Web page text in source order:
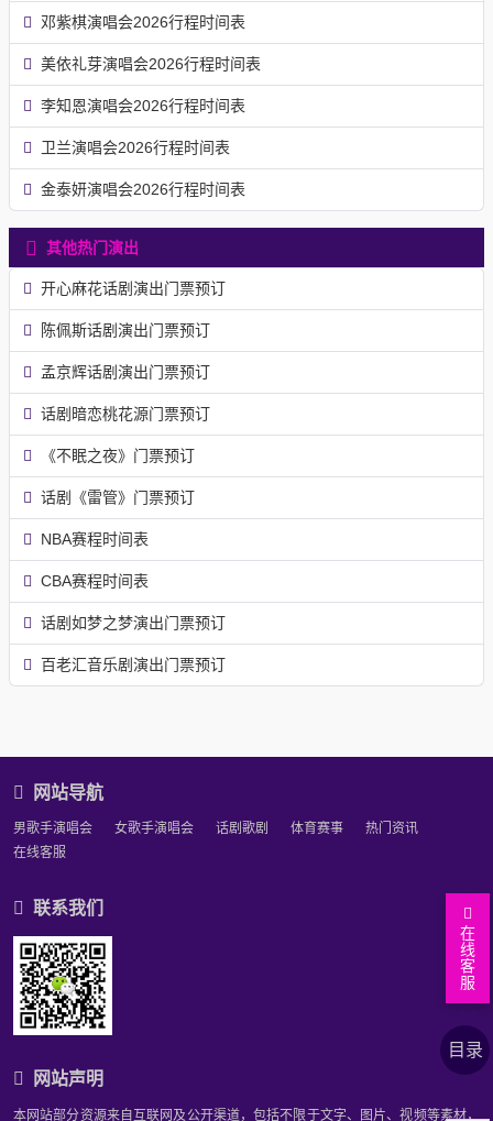
目录
部
正
下
文
相
资
关
相
邓紫棋演唱会2026行程时间表
美依礼芽演唱会2026行程时间表
李知恩演唱会2026行程时间表
卫兰演唱会2026行程时间表
金泰妍演唱会2026行程时间表
其他热门演出
开心麻花话剧演出门票预订
陈佩斯话剧演出门票预订
孟京辉话剧演出门票预订
话剧暗恋桃花源门票预订
《不眠之夜》门票预订
话剧《雷管》门票预订
NBA赛程时间表
CBA赛程时间表
话剧如梦之梦演出门票预订
百老汇音乐剧演出门票预订
网站导航
男歌手演唱会 女歌手演唱会 话剧歌剧 体育赛事
热门资讯
在线客服
在
线
客
服
联系我们
网站声明
本网站部分资源来自互联网及公开渠道，包括不限于文字、图片、视频等素材，